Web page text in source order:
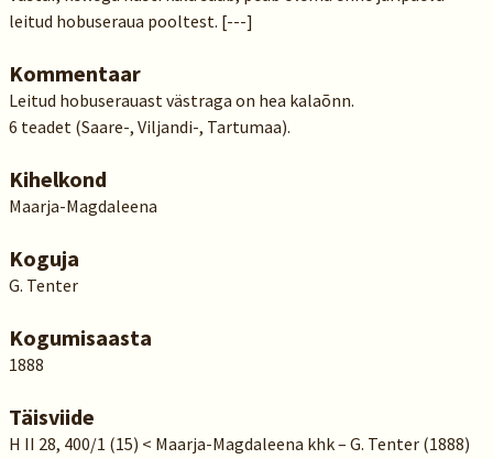
leitud hobuseraua pooltest. [---]
Kommentaar
Leitud hobuserauast västraga on hea kalaõnn.
6 teadet (Saare-, Viljandi-, Tartumaa).
Kihelkond
Maarja-Magdaleena
Koguja
G. Tenter
Kogumisaasta
1888
Täisviide
H II 28, 400/1 (15) < Maarja-Magdaleena khk – G. Tenter (1888)